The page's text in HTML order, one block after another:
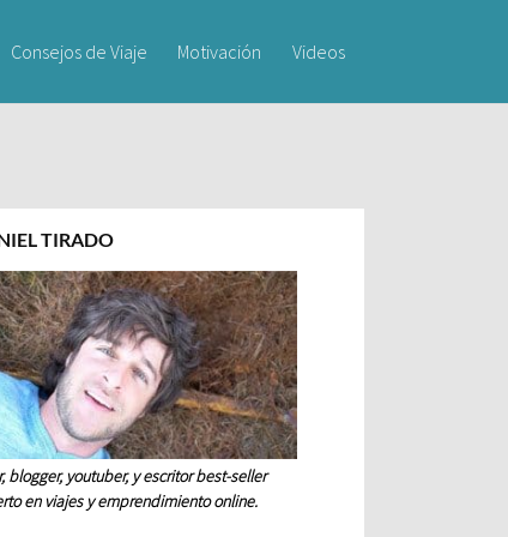
Consejos de Viaje Motivación Videos
TIRADO
blogger, youtuber, y escritor best-seller
en viajes y emprendimiento online.